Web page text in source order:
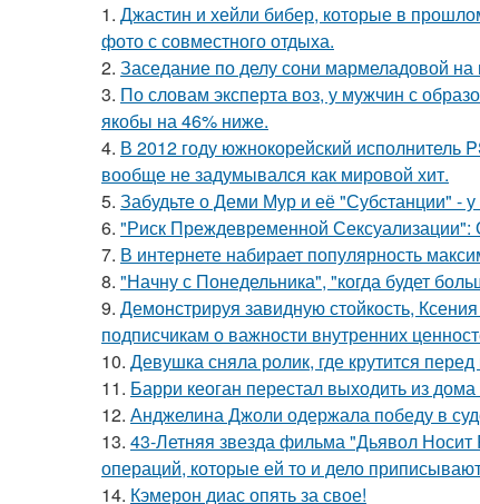
1. Джастин и хейли бибер, которые в
фото с совместного отдыха.
2. Заседание по делу сони мармеладовой
3. По словам эксперта воз, у мужчин с
якобы на 46% ниже.
4. В 2012 году южнокорейский исполнитель
вообще не задумывался как мировой хит.
5. Забудьте о Деми Мур и её "Субстанции" -
6. "Риск Преждевременной Сексуализации":
7. В интернете набирает популярность
8. "Начну с Понедельника", "когда будет
9. Демонстрируя завидную стойкость,
подписчикам о важности внутренних
10. Девушка сняла ролик, где крутится
11. Барри кеоган перестал выходить из дома
12. Анджелина Джоли одержала победу в
13. 43-Летняя звезда фильма "Дьявол Носит
операций, которые ей то и дело
14. Кэмерон диас опять за свое!